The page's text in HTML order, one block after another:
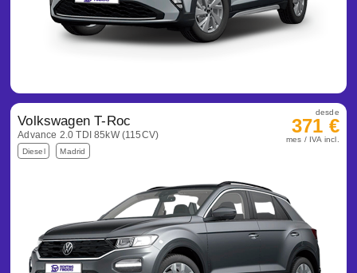
Volkswagen T-Roc
Advance 2.0 TDI 85kW (115CV)
Diesel Madrid
desde
371 €
mes / IVA incl.